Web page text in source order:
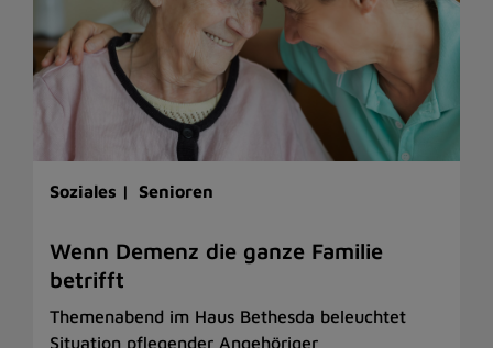
Soziales | Senioren
Wenn Demenz die ganze Familie
betrifft
Themenabend im Haus Bethesda beleuchtet
Situation pflegender Angehöriger